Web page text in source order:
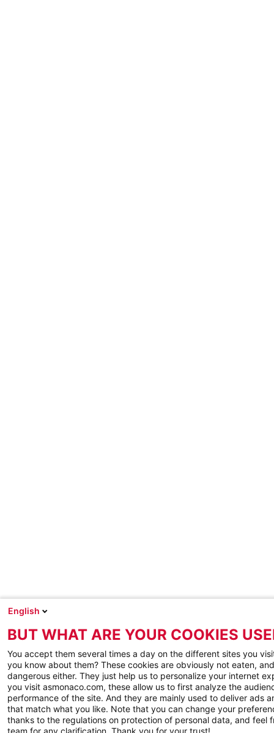
English
BUT WHAT ARE YOUR COOKIES
You accept them several times a day on the different sites you
you know about them? These cookies are obviously not eaten,
dangerous either. They just help us to personalize your internet
you visit asmonaco.com, these allow us to first analyze the
performance of the site. And they are mainly used to deliver ads
that match what you like. Note that you can change your
thanks to the regulations on protection of personal data, and feel
team for any clarification. Thank you for your trust!